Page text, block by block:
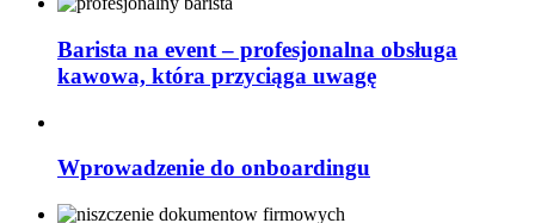
Barista na event – profesjonalna obsługa
kawowa, która przyciąga uwagę
Wprowadzenie do onboardingu